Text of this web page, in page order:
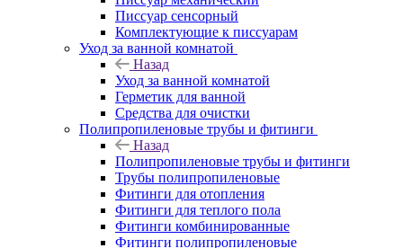
Писсуар сенсорный
Комплектующие к писсуарам
Уход за ванной комнатой
Назад
Уход за ванной комнатой
Герметик для ванной
Средства для очистки
Полипропиленовые трубы и фитинги
Назад
Полипропиленовые трубы и фитинги
Трубы полипропиленовые
Фитинги для отопления
Фитинги для теплого пола
Фитинги комбинированные
Фитинги полипропиленовые